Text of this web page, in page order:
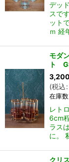
デッ
スで
ット
ｍ 経
モダ
ト
3,200
(税込:
在庫
レト
6cm
ラス
に。
クリ